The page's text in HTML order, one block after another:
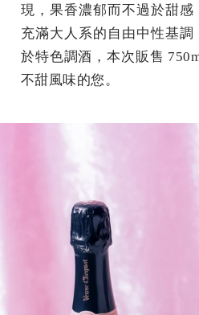
現， 果香濃郁而不過於甜感
充滿大人系的自由中性基
於特色調酒，本次販售
不甜風味的您。